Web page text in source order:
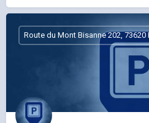
Route du Mont Bisanne 202, 73620